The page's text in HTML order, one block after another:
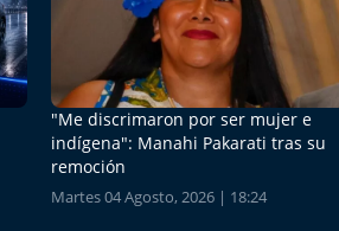
"Me discrimaron por ser mujer e
indígena": Manahi Pakarati tras su
remoción
Martes 04 Agosto, 2026 | 18:24